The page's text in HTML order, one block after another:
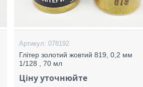
078192
Глітер золотий жовтий 819, 0,2 мм
1/128 , 70 мл
Ціну уточнюйте